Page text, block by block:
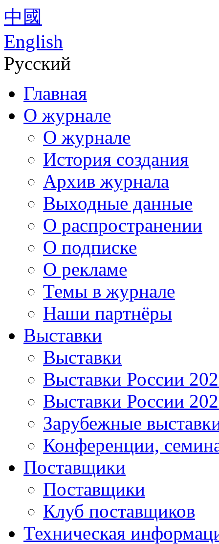
中國
English
Русский
Главная
О журнале
О журнале
История создания
Архив журнала
Выходные данные
О распространении
О подписке
О рекламе
Темы в журнале
Наши партнёры
Выставки
Выставки
Выставки России
Выставки России
Зарубежные
Конференции,
Поставщики
Поставщики
Клуб поставщиков
Техническая